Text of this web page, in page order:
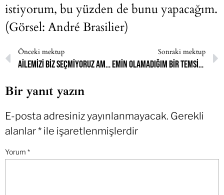
istiyorum, bu yüzden de bunu yapacağım.
(Görsel: André Brasilier)
Önceki mektup
Ailemizi biz seçmiyoruz ama ailemiz bizim kaderimizi seçiyor.
Sonraki mektup
Emin olamadığım bir temsili artık taşımamayı hayal ediyorum.
Bir yanıt yazın
E-posta adresiniz yayınlanmayacak. Gerekli
alanlar* ile işaretlenmişlerdir
Yorum *